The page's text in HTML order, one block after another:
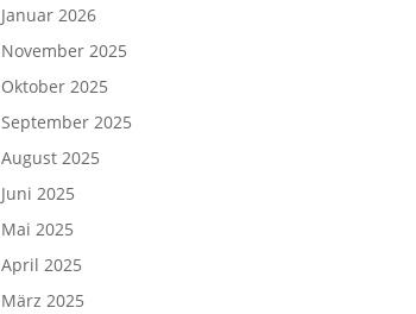
Januar 2026
November 2025
Oktober 2025
September 2025
August 2025
Juni 2025
Mai 2025
April 2025
März 2025